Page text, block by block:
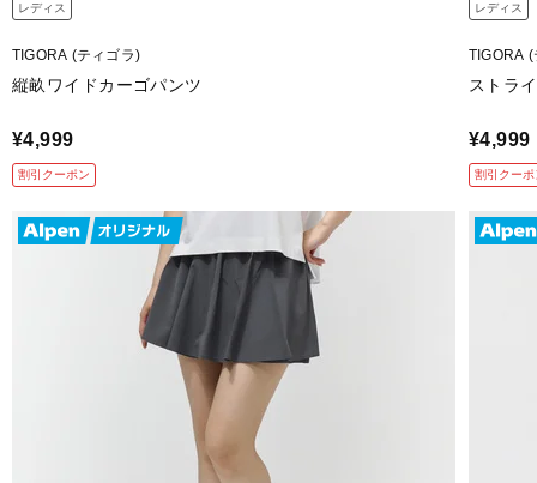
レディス
TIGORA (ティゴラ)
縦畝ワイドカーゴパンツ
¥4,999
割引クーポン
レディス
TIGORA
ストラ
¥4,999
割引クーポ